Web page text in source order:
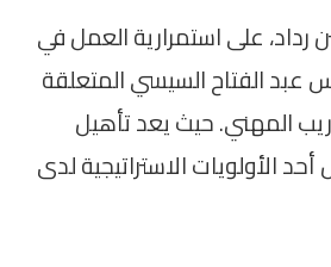
رداد، على استمرارية العمل في
عبد الفتاح السيسي المتعلقة
المهني. حيث يعد تأهيل
الأولويات الاستراتيجية لدى